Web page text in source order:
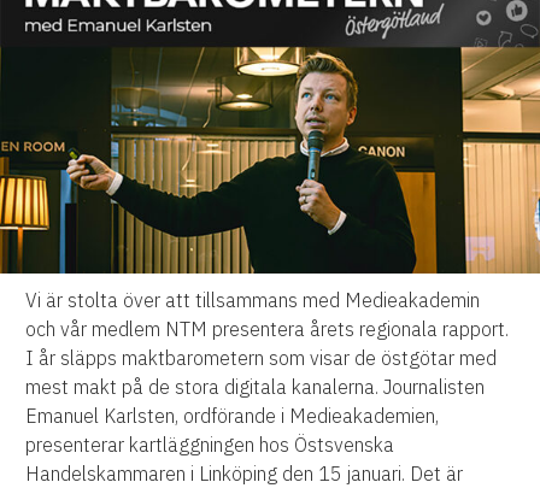
Vi är stolta över att tillsammans med Medieakademin
och vår medlem NTM presentera årets regionala rapport.
I år släpps maktbarometern som visar de östgötar med
mest makt på de stora digitala kanalerna. Journalisten
Emanuel Karlsten, ordförande i Medieakademien,
presenterar kartläggningen hos Östsvenska
Handelskammaren i Linköping den 15 januari. Det är